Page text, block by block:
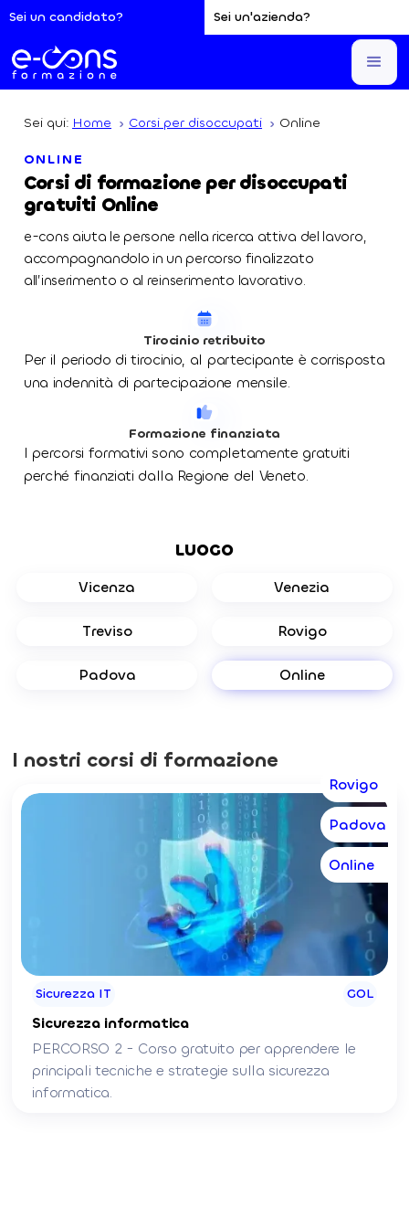
Sei un candidato? Sei un'azienda?
Sei qui: Home Corsi per disoccupati Online
ONLINE
Corsi di formazione per disoccupati
gratuiti Online
e-cons aiuta le persone nella ricerca attiva del lavoro,
accompagnandolo in un percorso finalizzato
all’inserimento o al reinserimento lavorativo.
Tirocinio retribuito
Per il periodo di tirocinio, al partecipante è corrisposta
una indennità di partecipazione mensile.
Formazione finanziata
I percorsi formativi sono completamente gratuiti
perché finanziati dalla Regione del Veneto.
LUOGO
Vicenza Venezia
Treviso Rovigo
Padova Online
I nostri corsi di formazione
Sicurezza IT GOL
Sicurezza informatica
PERCORSO 2 - Corso gratuito per apprendere le
principali tecniche e strategie sulla sicurezza
informatica.
Rovigo
Padova
Online